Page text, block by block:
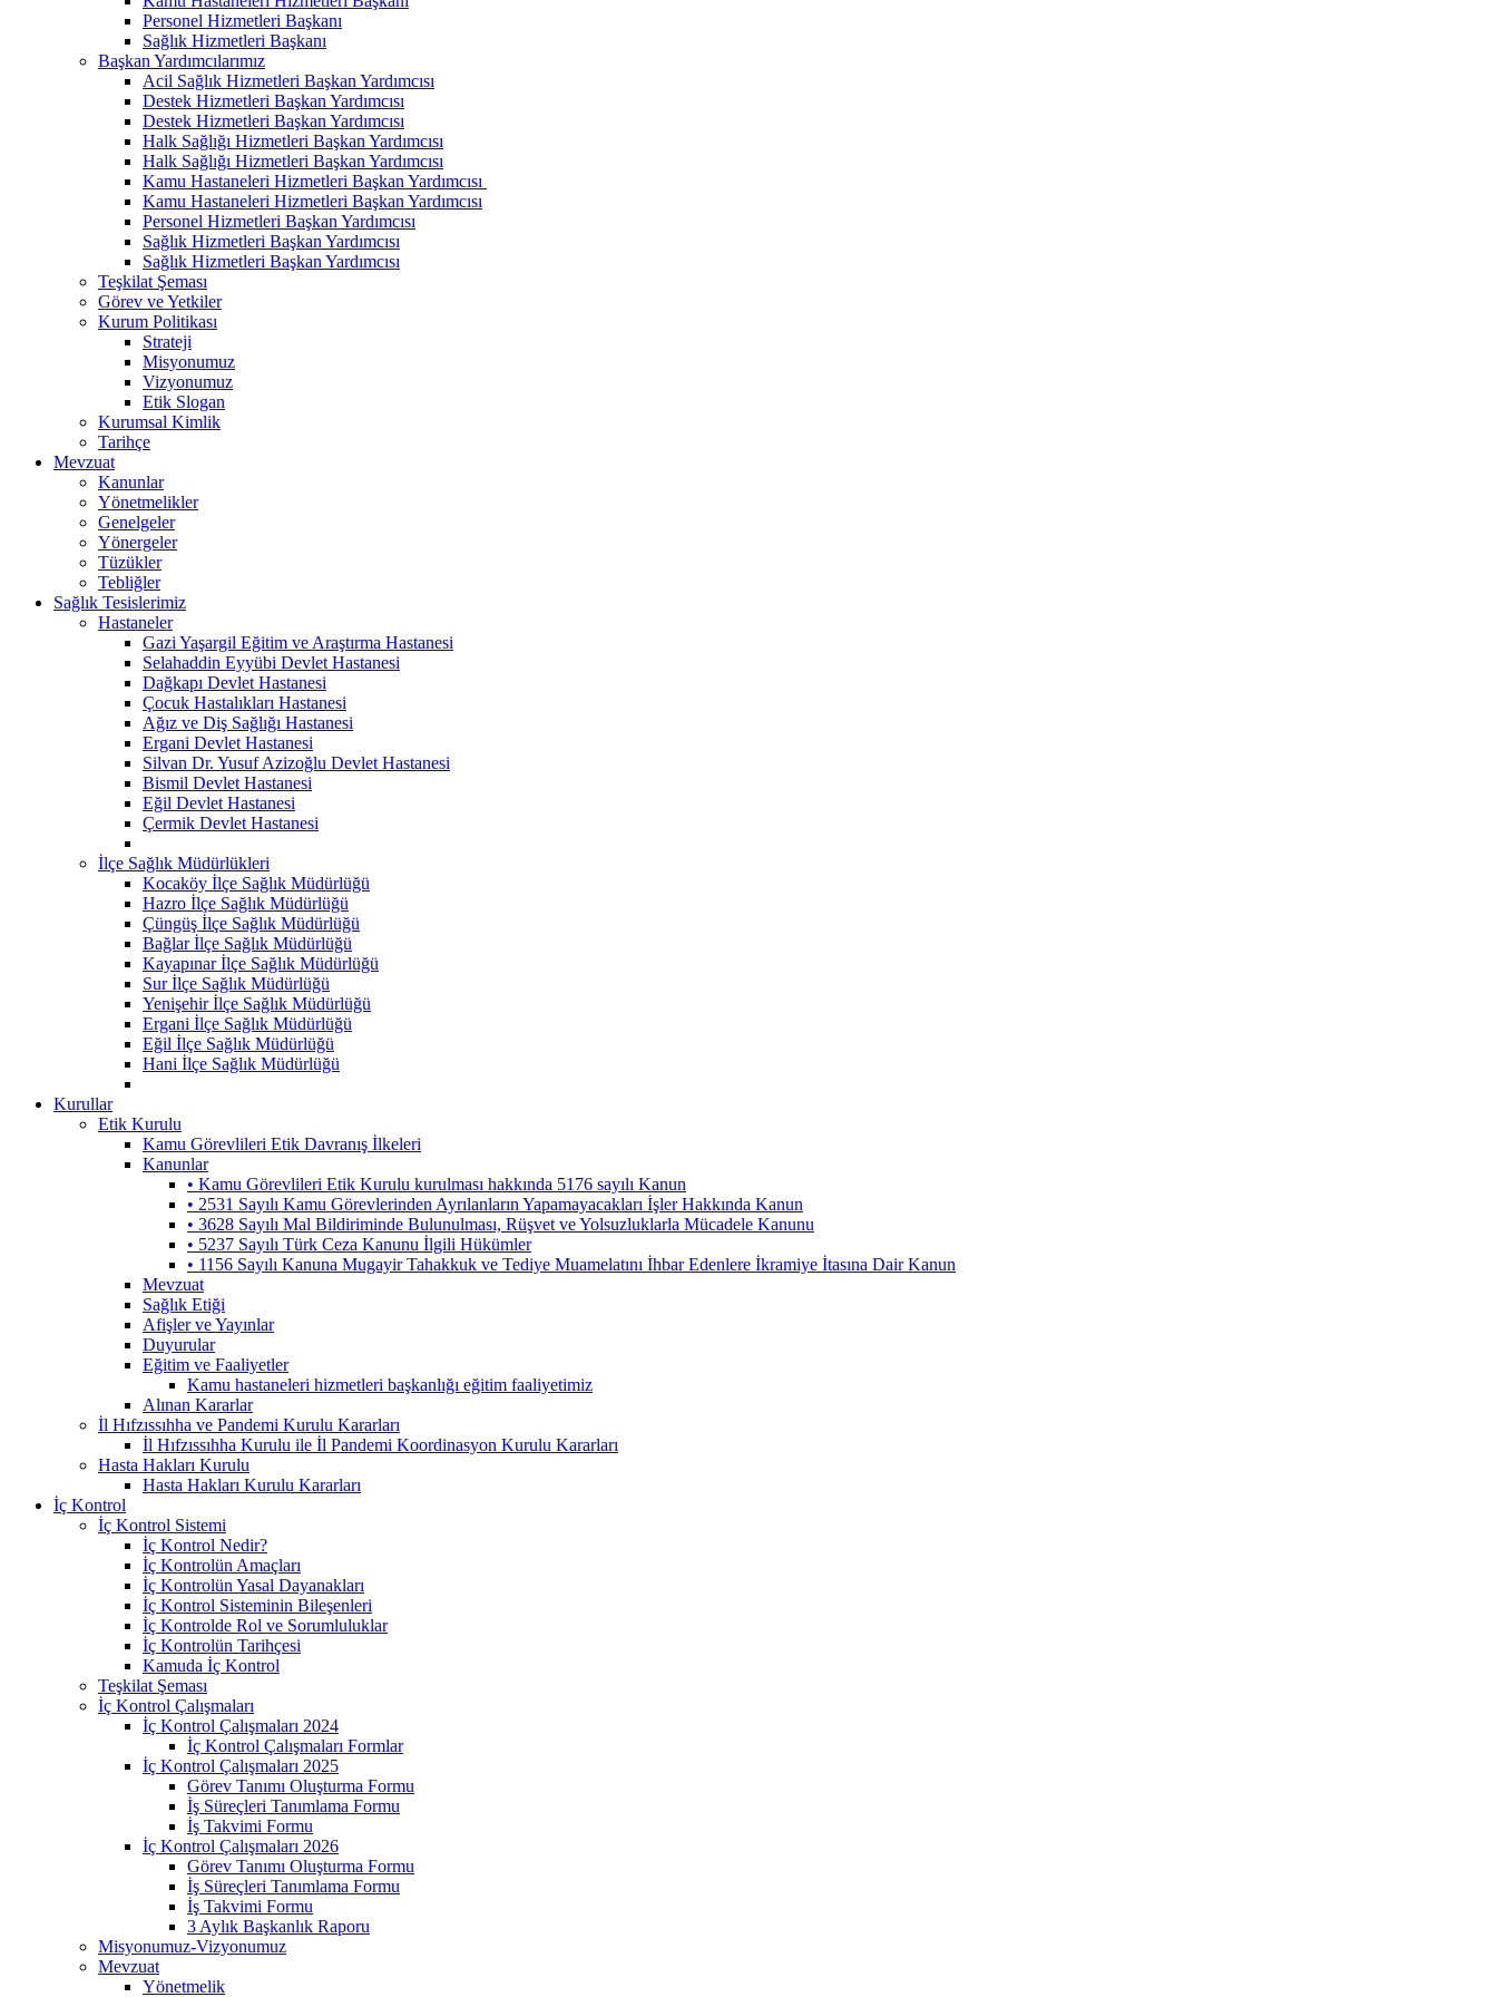
Personel Hizmetleri Başkanı
Sağlık Hizmetleri Başkanı
Başkan Yardımcılarımız
Acil Sağlık Hizmetleri Başkan Yardımcısı
Destek Hizmetleri Başkan Yardımcısı
Destek Hizmetleri Başkan Yardımcısı
Halk Sağlığı Hizmetleri Başkan Yardımcısı
Halk Sağlığı Hizmetleri Başkan Yardımcısı
Kamu Hastaneleri Hizmetleri Başkan Yardımcısı ​
Kamu Hastaneleri Hizmetleri Başkan Yardımcısı
Personel Hizmetleri Başkan Yardımcısı
Sağlık Hizmetleri Başkan Yardımcısı
Sağlık Hizmetleri Başkan Yardımcısı
Teşkilat Şeması
Görev ve Yetkiler
Kurum Politikası
Strateji
Misyonumuz
Vizyonumuz
Etik Slogan
Kurumsal Kimlik
Tarihçe
Mevzuat
Kanunlar
Yönetmelikler
Genelgeler
Yönergeler
Tüzükler
Tebliğler
Sağlık Tesislerimiz
Hastaneler
Gazi Yaşargil Eğitim ve Araştırma Hastanesi
Selahaddin Eyyübi Devlet Hastanesi
Dağkapı Devlet Hastanesi
Çocuk Hastalıkları Hastanesi
Ağız ve Diş Sağlığı Hastanesi
Ergani Devlet Hastanesi
Silvan Dr. Yusuf Azizoğlu Devlet Hastanesi
Bismil Devlet Hastanesi
Eğil Devlet Hastanesi
Çermik Devlet Hastanesi
İlçe Sağlık Müdürlükleri
Kocaköy İlçe Sağlık Müdürlüğü
Hazro İlçe Sağlık Müdürlüğü
Çüngüş İlçe Sağlık Müdürlüğü
Bağlar İlçe Sağlık Müdürlüğü
Kayapınar İlçe Sağlık Müdürlüğü
Sur İlçe Sağlık Müdürlüğü
Yenişehir İlçe Sağlık Müdürlüğü
Ergani İlçe Sağlık Müdürlüğü
Eğil İlçe Sağlık Müdürlüğü
Hani İlçe Sağlık Müdürlüğü
Kurullar
Etik Kurulu
Kamu Görevlileri Etik Davranış İlkeleri
Kanunlar
• Kamu Görevlileri Etik Kurulu kurulması hakkında 5176 sayılı Kanun
• 2531 Sayılı Kamu Görevlerinden Ayrılanların Yapamayacakları İşler Hakkında Kanun
• 3628 Sayılı Mal Bildiriminde Bulunulması, Rüşvet ve Yolsuzluklarla Mücadele Kanunu
• 5237 Sayılı Türk Ceza Kanunu İlgili Hükümler
• 1156 Sayılı Kanuna Mugayir Tahakkuk ve Tediye Muamelatını İhbar Edenlere İkramiye İtasına Dair Kanun
Mevzuat
Sağlık Etiği
Afişler ve Yayınlar
Duyurular
Eğitim ve Faaliyetler
Kamu hastaneleri hizmetleri başkanlığı eğitim faaliyetimiz
Alınan Kararlar
İl Hıfzıssıhha ve Pandemi Kurulu Kararları
İl Hıfzıssıhha Kurulu ile İl Pandemi Koordinasyon Kurulu Kararları
Hasta Hakları Kurulu
Hasta Hakları Kurulu Kararları
İç Kontrol
İç Kontrol Sistemi
İç Kontrol Nedir?
İç Kontrolün Amaçları
İç Kontrolün Yasal Dayanakları
İç Kontrol Sisteminin Bileşenleri
İç Kontrolde Rol ve Sorumluluklar
İç Kontrolün Tarihçesi
Kamuda İç Kontrol
Teşkilat Şeması
İç Kontrol Çalışmaları
İç Kontrol Çalışmaları 2024
İç Kontrol Çalışmaları Formlar
İç Kontrol Çalışmaları 2025
Görev Tanımı Oluşturma Formu
İş Süreçleri Tanımlama Formu
İş Takvimi Formu
İç Kontrol Çalışmaları 2026
Görev Tanımı Oluşturma Formu
İş Süreçleri Tanımlama Formu
İş Takvimi Formu
3 Aylık Başkanlık Raporu
Misyonumuz-Vizyonumuz
Mevzuat
Yönetmelik